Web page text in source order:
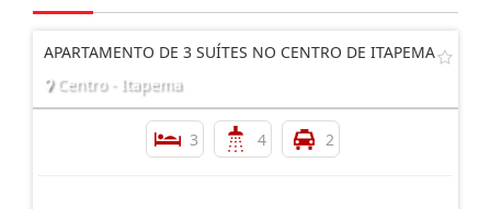
APARTAMENTO DE 3 SUÍTES NO CENTRO DE ITAPEMA
Centro - Itapema
3 4 2